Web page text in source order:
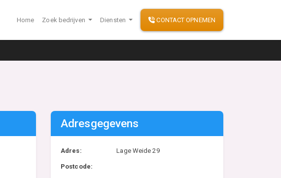
Home Zoek bedrijven Diensten CONTACT OPNEMEN
Adresgegevens
Adres: Lage Weide 29
Postcode: